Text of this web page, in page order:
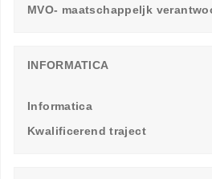
MVO- maatschappeljk
INFORMATICA
Informatica
Kwalificerend traject